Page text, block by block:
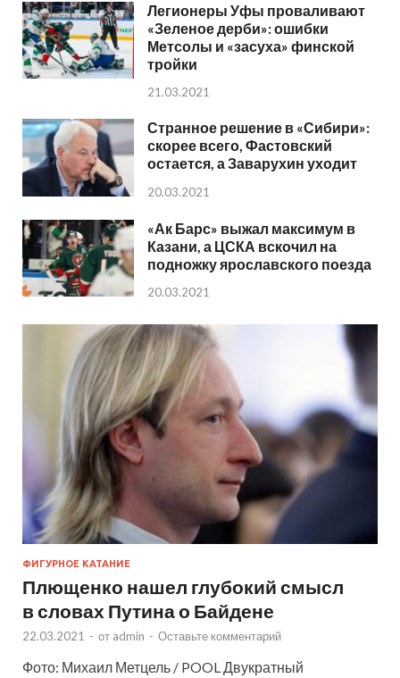
Легионеры Уфы проваливают
«Зеленое дерби»: ошибки
Метсолы и «засуха» финской
тройки
21.03.2021
Странное решение в «Сибири»:
скорее всего, Фастовский
остается, а Заварухин уходит
20.03.2021
«Ак Барс» выжал максимум в
Казани, а ЦСКА вскочил на
подножку ярославского поезда
20.03.2021
ФИГУРНОЕ КАТАНИЕ
Плющенко нашел глубокий смысл
в словах Путина о Байдене
22.03.2021 - от admin - Оставьте комментарий
Фото: Михаил Метцель / POOL Двукратный